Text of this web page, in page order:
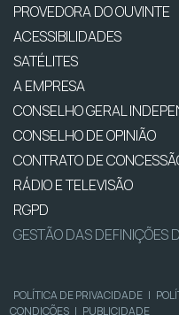
PROVEDORA DO OUVINTE
ACESSIBILIDADES
SATÉLITES
A EMPRESA
CONSELHO GERAL
CONSELHO DE OPINIÃO
CONTRATO DE
RÁDIO E TELEVISÃO
RGPD
GESTÃO DAS DEFINIÇÕES
POLÍTICA DE PRIVACIDADE |
CONDIÇÕES | PUBLICIDADE